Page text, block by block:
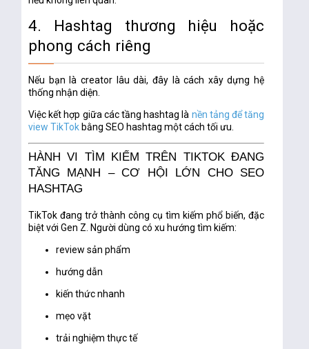
4. Hashtag thương hiệu hoặc
phong cách riêng
Nếu bạn là creator lâu dài, đây là cách xây dựng hệ
thống nhận diện.
Việc kết hợp giữa các tầng hashtag là nền tảng để tăng
view TikTok bằng SEO hashtag một cách tối ưu.
HÀNH VI TÌM KIẾM TRÊN TIKTOK ĐANG
TĂNG MẠNH – CƠ HỘI LỚN CHO SEO
HASHTAG
TikTok đang trở thành công cụ tìm kiếm phổ biến, đặc
biệt với Gen Z. Người dùng có xu hướng tìm kiếm:
review sản phẩm
hướng dẫn
kiến thức nhanh
mẹo vặt
trải nghiệm thực tế